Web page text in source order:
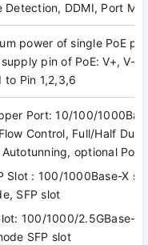
Detection, DDMI, Port
power of single PoE
pin of PoE: V+, V-,
to Pin 1,2,3,6
Port: 10/100/
Control, Full/Half
optional PoE
Slot : 100/1000Base-X
SFP slot
100/1000/2.5GBase-
SFP slot